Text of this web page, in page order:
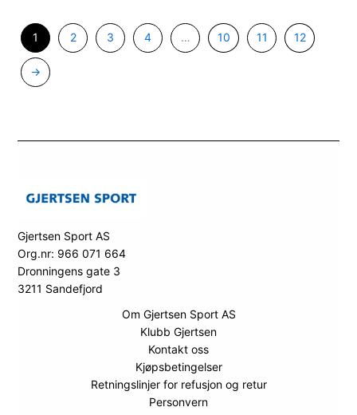
1 2 3 4 … 10 11 12
→
Gjertsen Sport AS
Org.nr: 966 071 664
Dronningens gate 3
3211 Sandefjord
Om Gjertsen Sport AS
Klubb Gjertsen
Kontakt oss
Kjøpsbetingelser
Retningslinjer for refusjon og retur
Personvern